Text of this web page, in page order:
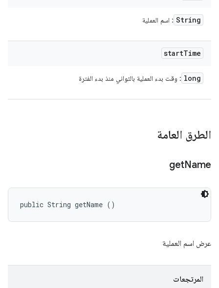
String : اسم العملية
startTime
long : وقت بدء العملية بالثواني منذ بدء الفترة
الطرق العامة
getName
public String getName ()
عرض اسم العملية
المرتجعات